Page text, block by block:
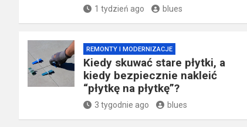
1 tydzień ago blues
REMONTY I MODERNIZACJE
Kiedy skuwać stare płytki, a
kiedy bezpiecznie nakleić
“płytkę na płytkę”?
3 tygodnie ago blues